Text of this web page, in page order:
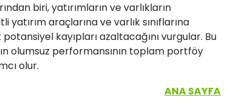
biri, yatırımların ve varlıkların
araçlarına ve varlık sınıflarına
kayıpları azaltacağını vurgular. Bu
olumsuz performansının toplam portföy
olur.
ANA SAYFA